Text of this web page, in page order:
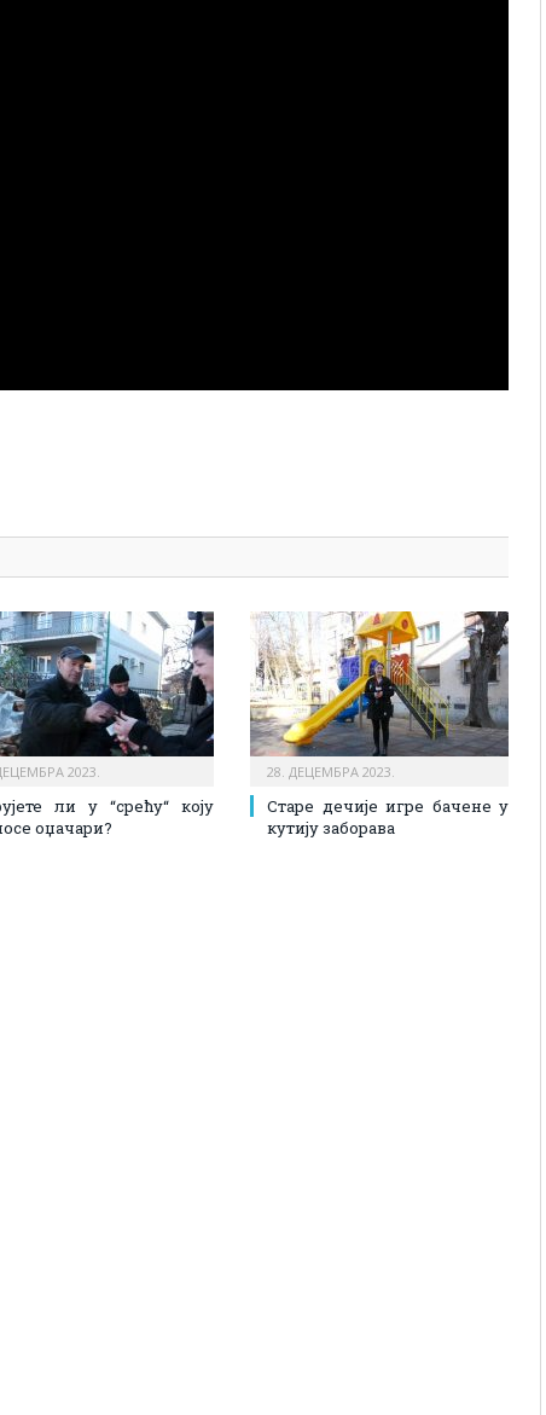
2023.
ли у “срећу“ коју
оџачари?
28. ДЕЦЕМБРА 2023.
Старе дечије игре бачене у
кутију заборава